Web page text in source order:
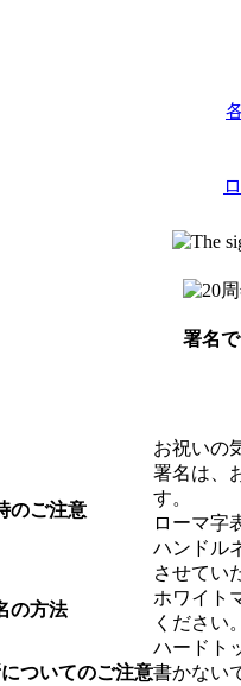
署名
のご注意
お祝いの
署名は、
す。
ローマ字
ハンドル
させてい
の方法
ホワイト
ください
ついてのご注意
ハードト
書かない